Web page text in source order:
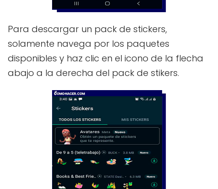
Para descargar un pack de stickers,
solamente navega por los paquetes
disponibles y haz clic en el icono de la flecha
abajo a la derecha del pack de stikers.